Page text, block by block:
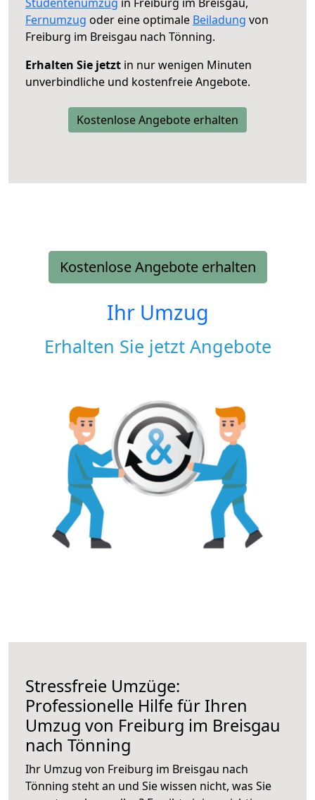
Fernumzug oder eine optimale Beiladung von
Freiburg im Breisgau nach Tönning.
Erhalten Sie jetzt in nur wenigen Minuten
unverbindliche und kostenfreie Angebote.
Kostenlose Angebote erhalten
Kostenlose Angebote erhalten
Ihr Umzug
Erhalten Sie jetzt Angebote
Stressfreie Umzüge:
Professionelle Hilfe für Ihren
Umzug von Freiburg im Breisgau
nach Tönning
Ihr Umzug von Freiburg im Breisgau nach
Tönning steht an und Sie wissen nicht, was Sie